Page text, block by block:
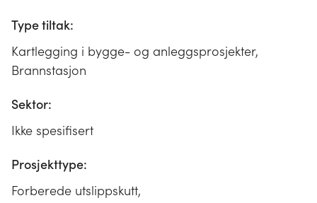
Type tiltak:
Kartlegging i bygge- og anleggsprosjekter,
Brannstasjon
Sektor:
Ikke spesifisert
Prosjekttype:
Forberede utslippskutt,